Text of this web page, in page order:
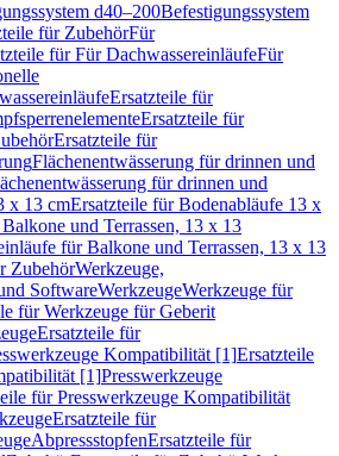
d40–200Befestigungssystem
für ZubehörFür
für Für DachwassereinläufeFür
Ersatzteile für
Ersatzteile für
Ersatzteile für
Flächenentwässerung für drinnen und
für drinnen und
x 13 cmErsatzteile für Bodenabläufe 13 x
und Terrassen, 13 x 13
für Balkone und Terrassen, 13 x 13
ZubehörWerkzeuge,
SoftwareWerkzeugeWerkzeuge für
für Werkzeuge für Geberit
Ersatzteile für
Kompatibilität [1]Ersatzteile
[1]Presswerkzeuge
für Presswerkzeuge Kompatibilität
Ersatzteile für
AbpressstopfenErsatzteile für